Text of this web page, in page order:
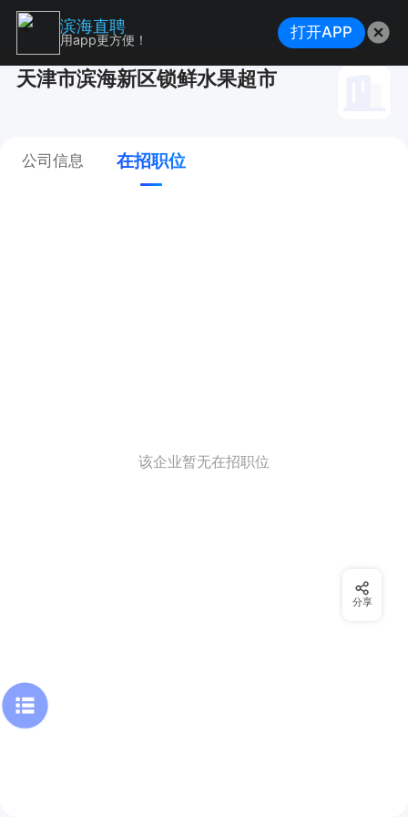
天津市滨海新区锁鲜水果超市
公司信息 在招职位
该企业暂无在招职位
分享
滨海直聘
用app更方便！ 打开APP